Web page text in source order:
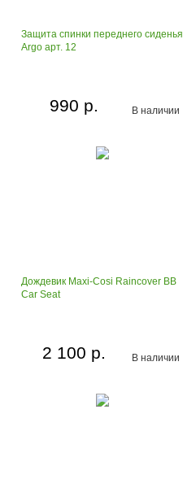
Защита спинки переднего сиденья
Argo арт. 12
В наличии
990 р.
Дождевик Maxi-Cosi Raincover BB
Car Seat
В наличии
2 100 р.